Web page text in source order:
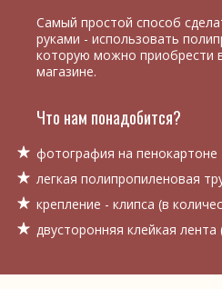
Самый простой способ
руками - использовать
которую можно приобрести
магазине.
Что нам понадобится?
фотография на пенокартоне
легкая полипропиленовая
крепление - клипса (в
двусторонняя клейкая лента